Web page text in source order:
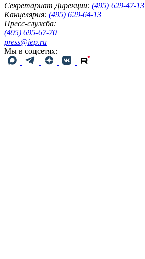
Секретариат Дирекции: (495) 629-47-13
Канцелярия: (495) 629-64-13
Пресс-служба:
(495) 695-67-70
press@iep.ru
Мы в соцсетях: